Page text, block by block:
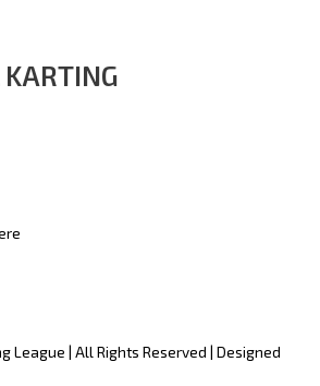
League | All Rights Reserved | Designed